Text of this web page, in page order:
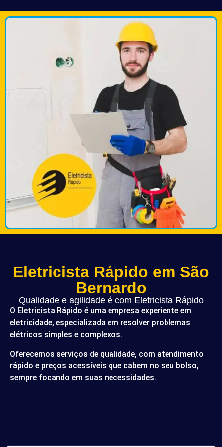
Eletricista Rápido em São
Bernardo
Qualidade e agilidade é com Eletricista Rápido
O Eletricista Rápido é uma empresa experiente em
eletricidade, especializada em resolver problemas
elétricos simples e complexos.
Oferecemos serviços de qualidade, com atendimento
rápido e preços acessíveis que cabem no seu bolso,
sempre focando em suas necessidades.